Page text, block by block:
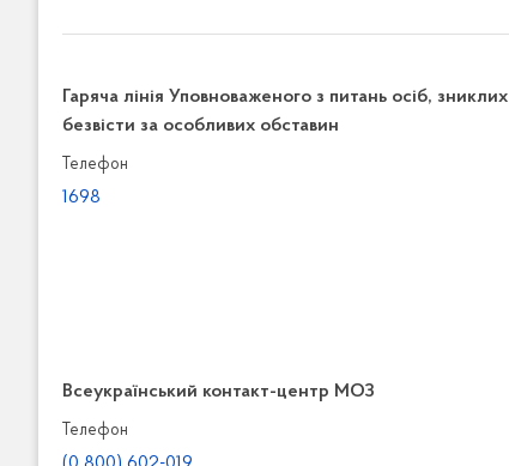
Гаряча лінія Уповноваженого з питань осіб, зниклих
безвісти за особливих обставин
Телефон
1698
Всеукраїнський контакт-центр МОЗ
Телефон